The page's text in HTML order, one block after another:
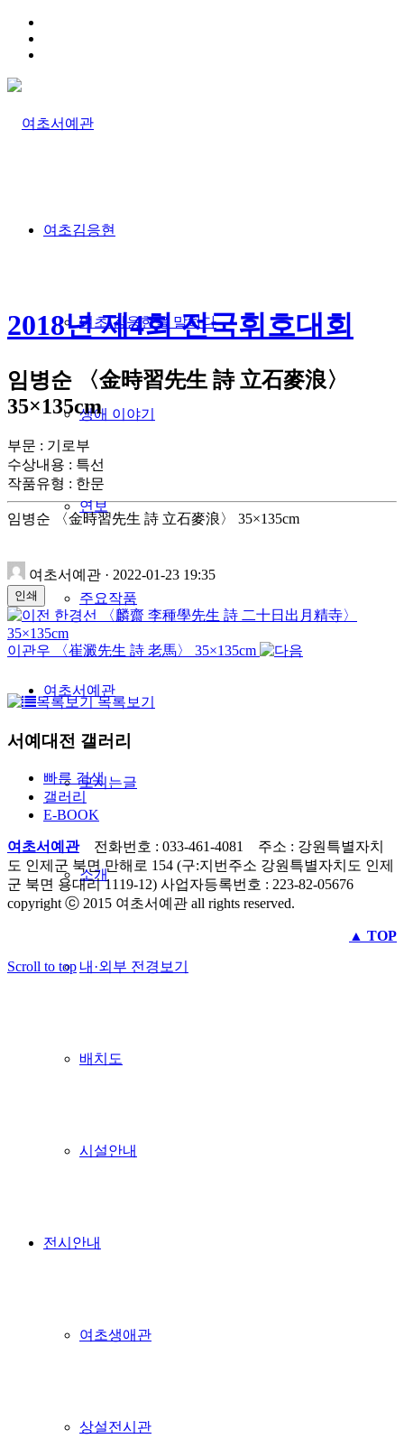
여초김응현
여초 김응현을 말하다
생애 이야기
연보
주요작품
여초서예관
모시는글
소개
내·외부 전경보기
배치도
시설안내
전시안내
여초생애관
상설전시관
2018년 제4회 전국휘호대회
임병순 〈金時習先生 詩 立石麥浪〉
35×135cm
부문 : 기로부
수상내용 : 특선
작품유형 : 한문
임병순 〈金時習先生 詩 立石麥浪〉 35×135cm
여초서예관 · 2022-01-23 19:35
인쇄
한경선 〈麟齋 李種學先生 詩 二十日出月精寺〉
35×135cm
이관우 〈崔澱先生 詩 老馬〉 35×135cm
목록보기
서예대전 갤러리
빠른 검색
갤러리
E-BOOK
여초서예관전화번호 : 033-461-4081 주소 : 강원특별자치
도 인제군 북면 만해로 154 (구:지번주소 강원특별자치도 인제
군 북면 용대리 1119-12) 사업자등록번호 : 223-82-05676
copyright ⓒ 2015 여초서예관 all rights reserved.
▲ TOP
Scroll to top